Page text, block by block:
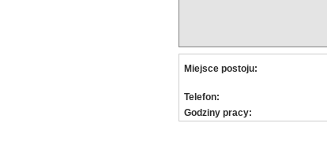
Miejsce postoju:
Telefon:
Godziny pracy: